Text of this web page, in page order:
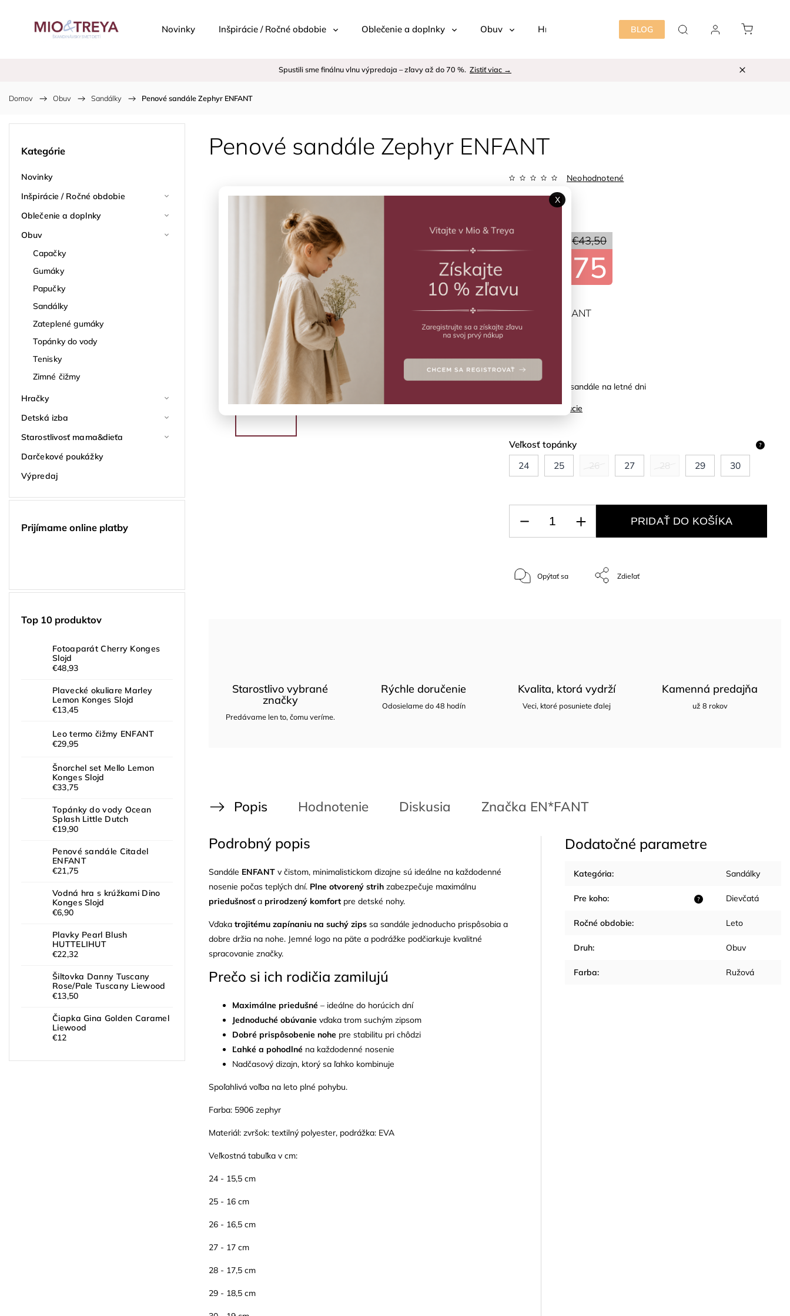
BLOG
Novinky Inšpirácie / Ročné obdobie Oblečenie a doplnky Obuv Hračky Detská izba Starostlivosť
Spustili sme finálnu vlnu výpredaja – zľavy až do 70 %. Zistiť viac →
Domov / Obuv / Sandálky / Penové sandále Zephyr ENFANT
Kategórie
Novinky
Inšpirácie / Ročné obdobie
Oblečenie a doplnky
Obuv
Capačky
Gumáky
Papučky
Sandálky
Zateplené gumáky
Topánky do vody
Tenisky
Zimné čižmy
Hračky
Detská izba
Starostlivosť mama&dieťa
Darčekové poukážky
Výpredaj
Prijímame online platby
Top 10 produktov
Fotoaparát Cherry Konges
Slojd
€48,93
Plavecké okuliare Marley
Lemon Konges Slojd
€13,45
Leo termo čižmy ENFANT
€29,95
Šnorchel set Mello Lemon
Konges Slojd
€33,75
Topánky do vody Ocean
Splash Little Dutch
€19,90
Penové sandále Citadel
ENFANT
€21,75
Vodná hra s krúžkami Dino
Konges Slojd
€6,90
Plavky Pearl Blush
HUTTELIHUT
€22,32
Šiltovka Danny Tuscany
Rose/Pale Tuscany Liewood
€13,50
Čiapka Gina Golden Caramel
Liewood
€12
Penové sandále Zephyr ENFANT
Neohodnotené
€43,50
€21,75
Kód: Zvoľte variant
Ľahké otvorené sandále na letné dni
Detailné informácie
Veľkosť topánky ?
24 25 27 29 30
ZVOĽTE VARIANT
PRIDAŤ DO KOŠÍKA
Opýtať sa Zdieľať
Starostlivo vybrané
značky
Predávame len to, čomu veríme.
Rýchle doručenie
Odosielame do 48 hodín
Kvalita, ktorá vydrží
Veci, ktoré posuniete ďalej
Kamenná predajňa
už 8 rokov
Popis Hodnotenie Diskusia Značka EN*FANT
Podrobný popis
Sandále ENFANT v čistom, minimalistickom dizajne sú ideálne na každodenné
nosenie počas teplých dní. Plne otvorený strih zabezpečuje maximálnu
priedušnosť a prirodzený komfort pre detské nohy.
Vďaka trojitému zapínaniu na suchý zips sa sandále jednoducho prispôsobia a
dobre držia na nohe. Jemné logo na päte a podrážke podčiarkuje kvalitné
spracovanie značky.
Prečo si ich rodičia zamilujú
Maximálne priedušné – ideálne do horúcich dní
Jednoduché obúvanie vďaka trom suchým zipsom
Dobré prispôsobenie nohe pre stabilitu pri chôdzi
Ľahké a pohodlné na každodenné nosenie
Nadčasový dizajn, ktorý sa ľahko kombinuje
Spoľahlivá voľba na leto plné pohybu.
Farba: 5906 zephyr
Materiál: zvršok: textilný polyester, podrážka: EVA
Veľkostná tabuľka v cm:
24 - 15,5 cm
25 - 16 cm
26 - 16,5 cm
27 - 17 cm
28 - 17,5 cm
29 - 18,5 cm
Dodatočné parametre
Kategória: Sandálky
?
Pre koho: Dievčatá
Ročné obdobie: Leto
Druh: Obuv
Farba: Ružová
X